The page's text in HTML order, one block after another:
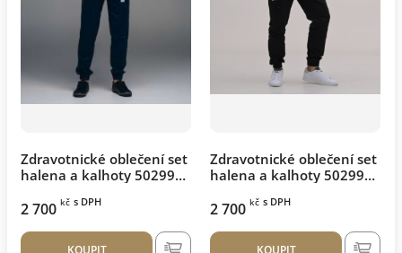
Zdravotnické oblečení set
halena a kalhoty 50299
2 700 kč s DPH
KOUPIT
Zdravotnické oblečení set
halena a kalhoty 50299
2 700 kč s DPH
KOUPIT